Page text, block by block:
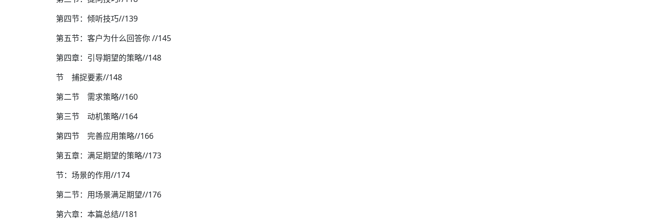
第四节：倾听技巧//139
第五节：客户为什么回答你 //145
第四章：引导期望的策略//148
节 捕捉要素//148
第二节 需求策略//160
第三节 动机策略//164
第四节 完善应用策略//166
第五章：满足期望的策略//173
节：场景的作用//174
第二节：用场景满足期望//176
第六章：本篇总结//181